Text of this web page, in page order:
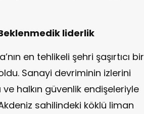
liderlik
en tehlikeli şehri şaşırtıcı bir
Sanayi devriminin izlerini
halkın güvenlik endişeleriyle
sahilindeki köklü liman